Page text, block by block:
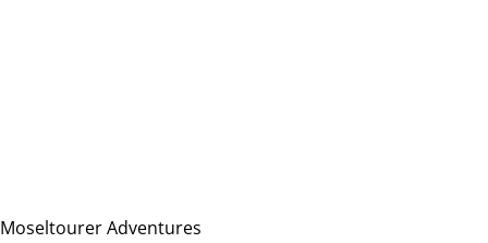
Moseltourer Adventures